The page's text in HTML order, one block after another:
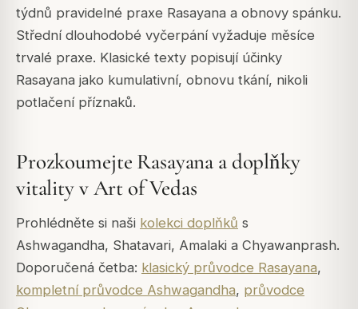
týdnů pravidelné praxe Rasayana a obnovy spánku.
Střední dlouhodobé vyčerpání vyžaduje měsíce
trvalé praxe. Klasické texty popisují účinky
Rasayana jako kumulativní, obnovu tkání, nikoli
potlačení příznaků.
Prozkoumejte Rasayana a doplňky
vitality v Art of Vedas
Prohlédněte si naši kolekci doplňků s
Ashwagandha, Shatavari, Amalaki a Chyawanprash.
Doporučená četba: klasický průvodce Rasayana,
kompletní průvodce Ashwagandha, průvodce